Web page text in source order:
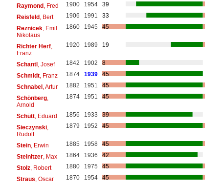
Raymond, Fred 1900 1954
39
Reisfeld, Bert 1906 1991
33
Reznicek, Emil
Nikolaus
1860 1945 45
Richter Herf,
Franz
1920 1989 19
Schantl, Josef 1842 1902
8
Schmidt, Franz 1874 1939
45
Schnabel, Artur 1882 1951
45
Schönberg,
Arnold
1874 1951 45
Schütt, Eduard 1856 1933
39
Sieczynski,
Rudolf
1879 1952 45
Stein, Erwin 1885 1958
45
Steinitzer, Max 1864 1936
42
Stolz, Robert 1880 1975
45
Straus , Oscar 1870 1954
45